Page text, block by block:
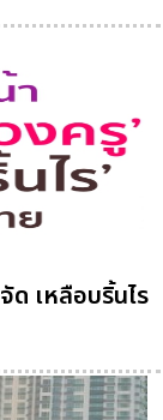
เหลือบริ้นไร